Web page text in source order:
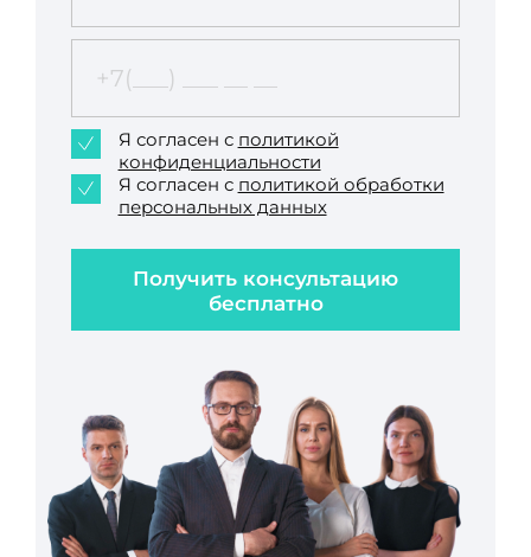
Получить консультацию
бесплатно
Я согласен с политикой
конфиденциальности
Я согласен с политикой обработки
персональных данных